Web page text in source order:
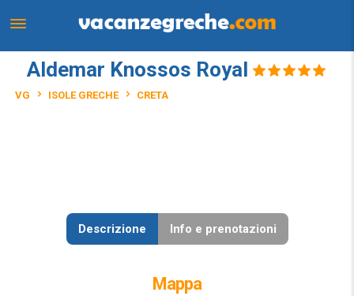
Aldemar Knossos Royal
VG ISOLE GRECHE CRETA
Descrizione Info e prenotazioni
Mappa